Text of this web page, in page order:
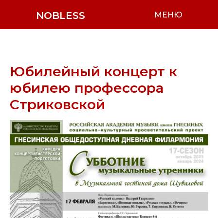
NOBLESS МЕНЮ
Юбилейный концерт к
юбилею профессора
Стриковской